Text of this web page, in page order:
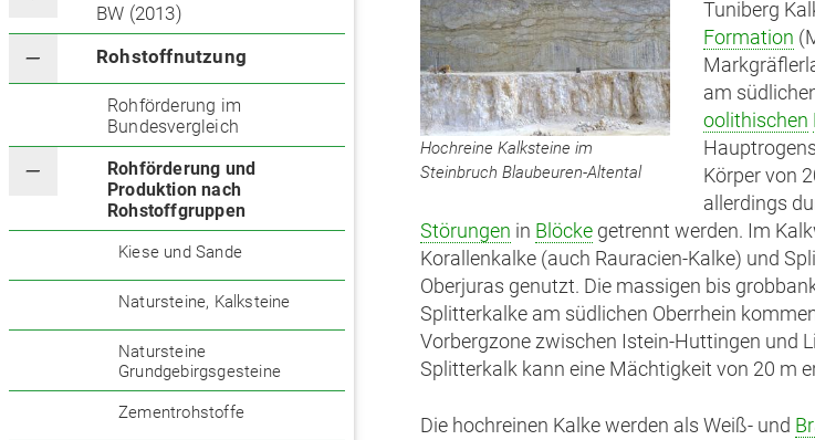
BW (2013)
Rohstoffnutzung
Rohförderung im
Bundesvergleich
Rohförderung und
Produktion nach
Rohstoffgruppen
Kiese und Sande
Natursteine, Kalksteine
Natursteine
Grundgebirgsgesteine
Zementrohstoffe
Hochreine Kalksteine im
Steinbruch Blaubeuren-Altental
Tuniberg
Formation
am
oolithischen
Körper von
allerdings
Störungen in Blöcke getrennt werden. Im
Korallenkalke (auch Rauracien-Kalke) und
Oberjuras genutzt. Die massigen bis
Splitterkalke am südlichen Oberrhein
Vorbergzone zwischen Istein-Huttingen und
Splitterkalk kann eine Mächtigkeit von 20 m
Die hochreinen Kalke werden als Weiß- und